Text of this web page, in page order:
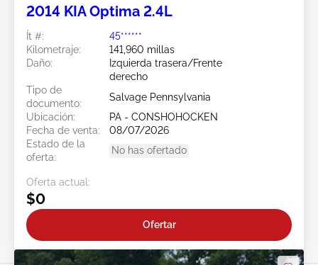
2014 KIA Optima 2.4L
Ít #:
45******
Kilometraje:
141,960 millas
Daño:
Izquierda trasera/Frente
derecho
Tipo de
documento:
Salvage Pennsylvania
Ubicación:
PA - CONSHOHOCKEN
Fecha de venta:
08/07/2026
Estado de la
oferta:
No has ofertado
Oferta actual:
$0
Ofertar